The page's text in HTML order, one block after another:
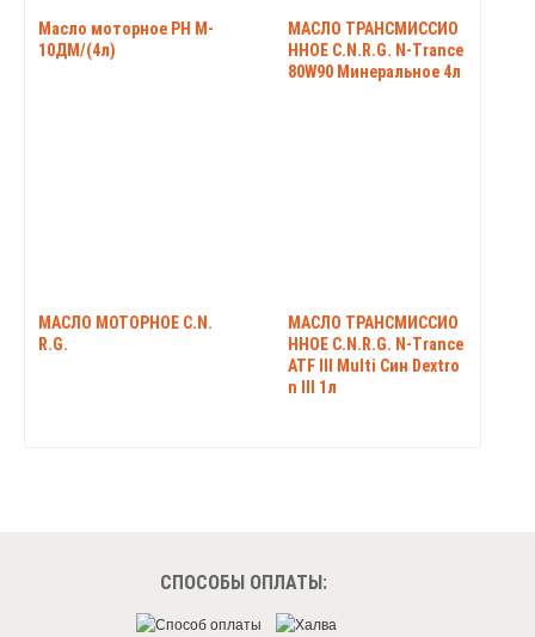
Масло моторное РН М-
10ДМ/(4л)
МАСЛО ТРАНСМИССИО
ННОЕ C.N.R.G. N-Trance
80W90 Минеральное 4л
МАСЛО МОТОРНОЕ C.N.
R.G.
МАСЛО ТРАНСМИССИО
ННОЕ C.N.R.G. N-Trance
ATF III Multi Син Dextro
n III 1л
СПОСОБЫ ОПЛАТЫ: